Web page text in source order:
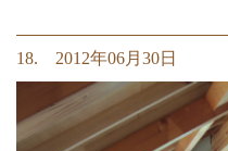
18. 2012年06月30日